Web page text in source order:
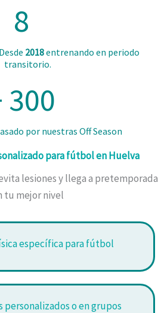
8
2018entrenando en periodo
transitorio.
300
por nuestras Off Season
para fútbol en Huelva
lesiones y llega a pretemporada
tu mejor nivel
específica para fútbol
personalizados o en grupos